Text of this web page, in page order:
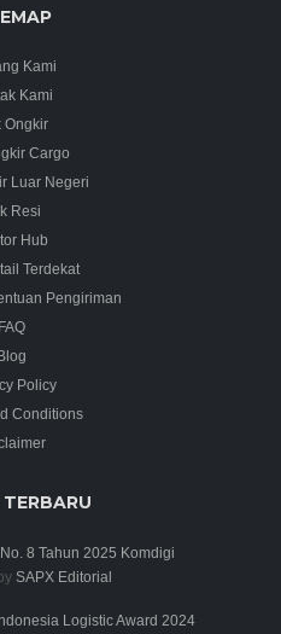
Kami
Kami
Ongkir
Cargo
Luar Negeri
Resi
Hub
Terdekat
Pengiriman
FAQ
Blog
Policy
Conditions
8 Tahun 2025 Komdigi
by SAPX Editorial
Logistic Award 2024